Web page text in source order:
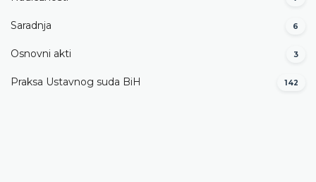
Saradnja 6
Osnovni akti 3
Praksa Ustavnog suda BiH 142